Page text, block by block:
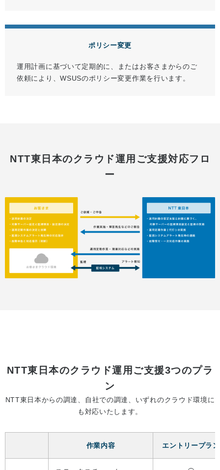
ポリシー変更
運用計画に基づいて定期的に、またはお客さまからのご
依頼により、WSUSのポリシー変更作業を行います。
NTT東日本のクラウド運用ご支援対応フロ
ー
NTT東日本のクラウド運用ご支援3つのプラ
ン
NTT東日本からの調達、自社での調達、いずれのクラウド環境に
も対応いたします。
作業内容 エントリープラン